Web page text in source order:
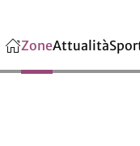
ZoneAttualità